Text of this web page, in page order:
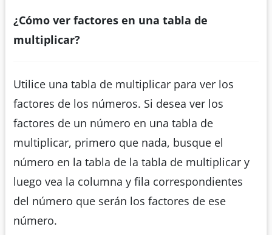
¿Cómo ver factores en una tabla de
multiplicar?
Utilice una tabla de multiplicar para ver los
factores de los números. Si desea ver los
factores de un número en una tabla de
multiplicar, primero que nada, busque el
número en la tabla de la tabla de multiplicar y
luego vea la columna y fila correspondientes
del número que serán los factores de ese
número.